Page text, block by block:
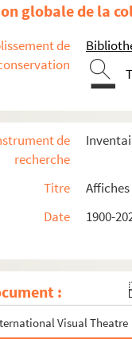
globale de la
de
de
recherche
Titre
Affiches
Date
1900-
:
de Paris
de Paris
parisienne
Georges Bernanos
Dosne-Thiers
Visual Theatre